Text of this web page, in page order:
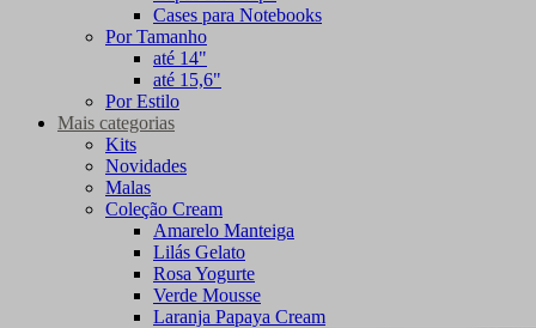
Cases para Notebooks
Por Tamanho
até 14"
até 15,6"
Por Estilo
Mais categorias
Kits
Novidades
Malas
Coleção Cream
Amarelo Manteiga
Lilás Gelato
Rosa Yogurte
Verde Mousse
Laranja Papaya Cream